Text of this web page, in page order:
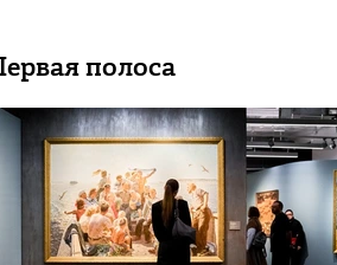
полоса